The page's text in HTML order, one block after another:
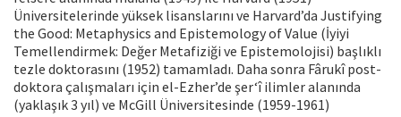
Üniversitelerinde yüksek lisanslarını ve Harvard’da Justifying
the Good: Metaphysics and Epistemology of Value (İyiyi
Temellendirmek: Değer Metafiziği ve Epistemolojisi) başlıklı
tezle doktorasını (1952) tamamladı. Daha sonra Fârukî post-
doktora çalışmaları için el-Ezher’de şer‘î ilimler alanında
(yaklaşık 3 yıl) ve McGill Üniversitesinde (1959-1961)